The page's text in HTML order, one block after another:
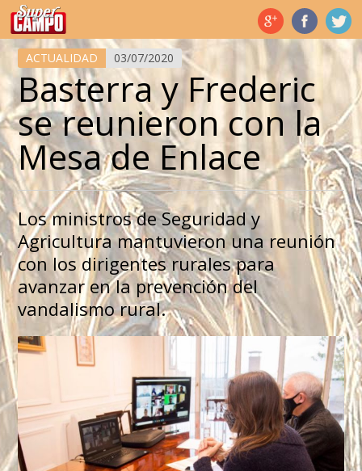
Temas de hoy
ACTUALIDAD 03/07/2020
Basterra y Frederic
se reunieron con la
Mesa de Enlace
Los ministros de Seguridad y
Agricultura mantuvieron una reunión
con los dirigentes rurales para
avanzar en la prevención del
vandalismo rural.